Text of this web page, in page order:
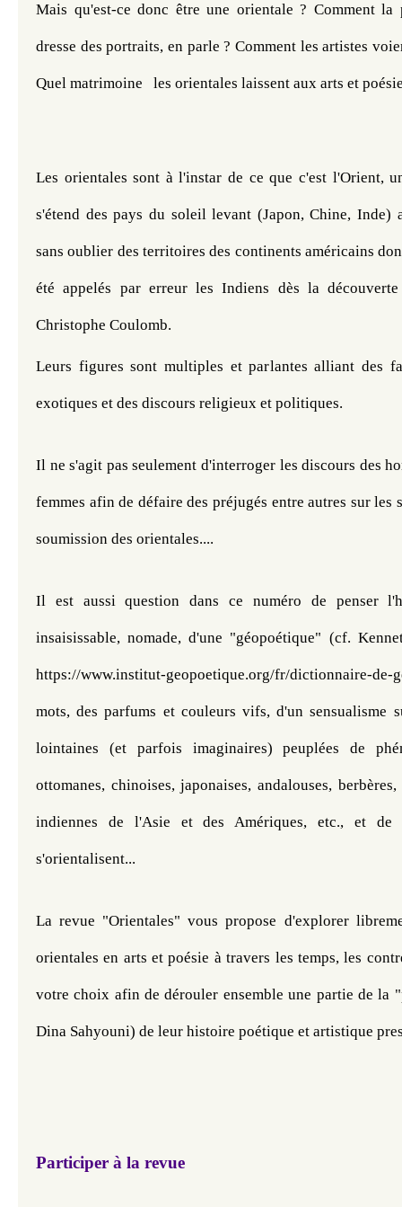
Mais qu'est-ce donc être une orientale ? Comment
dresse des portraits, en parle ? Comment les artistes
Quel matrimoine   les orientales laissent aux arts et
Les orientales sont à l'instar de ce que c'est l'Orient,
s'étend des pays du soleil levant (Japon, Chine, Inde)
sans oublier des territoires des continents américains
été appelés par erreur les Indiens dès la
Christophe Coulomb.
Leurs figures sont multiples et parlantes alliant des
exotiques et des discours religieux et politiques.
Il ne s'agit pas seulement d'interroger les discours des
femmes afin de défaire des préjugés entre autres sur les
soumission des orientales....
Il est aussi question dans ce numéro de penser
insaisissable, nomade, d'une "géopoétique" (cf.
https://www.institut-geopoetique.org/fr/dictionnaire-
mots, des parfums et couleurs vifs, d'un sensualisme
lointaines (et parfois imaginaires) peuplées de
ottomanes, chinoises, japonaises, andalouses,
indiennes de l'Asie et des Amériques, etc., et
s'orientalisent...
​​​La revue "Orientales" vous propose d'explorer
orientales en arts et poésie à travers les temps, les
votre choix afin de dérouler ensemble une partie de la
Dina Sahyouni) de leur histoire poétique et artistique
Participer à la revue